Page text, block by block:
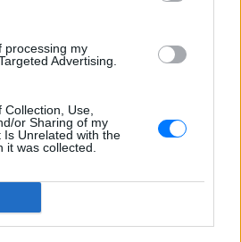
processing my
Advertising.
Use,
or Sharing of my
Is Unrelated with the
it was collected.